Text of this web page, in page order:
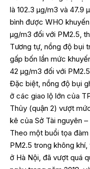
là 102.3 μg/m3 và 47.9
bình được WHO
μg/m3 đối với PM2.5,
Tương tự, nồng độ bụi
gấp bốn lần mức
42 μg/m3 đối với
Đặc biệt, nồng độ bụi
ở các giao lộ lớn của
Thủy (quận 2) vượt
kê của Sở Tài nguyên
Theo một buổi tọa
PM2.5 trong không
ở Hà Nội, đã vượt quá